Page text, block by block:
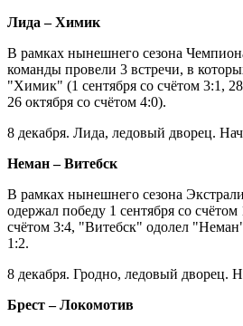
Лида – Химик
В рамках нынешнего сезона
команды провели 3 встречи, в
"Химик" (1 сентября со счётом 3:1,
26 октября со счётом 4:0).
8 декабря. Лида, ледовый дворец.
Неман – Витебск
В рамках нынешнего сезона
одержал победу 1 сентября со счётом
счётом 3:4, "Витебск" одолел
1:2.
8 декабря. Гродно, ледовый дворец.
Брест – Локомотив